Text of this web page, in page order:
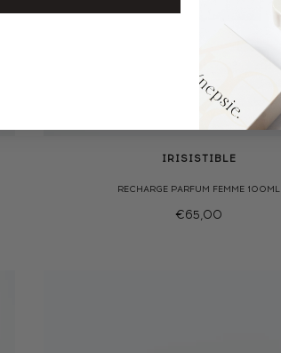
IRISISTIBLE
RECHARGE PARFUM FEMME 100ML
€65,00